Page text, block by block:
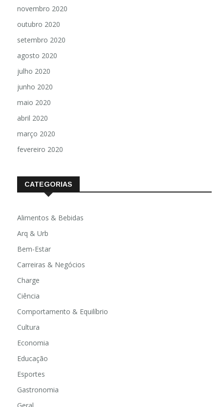
novembro 2020
outubro 2020
setembro 2020
agosto 2020
julho 2020
junho 2020
maio 2020
abril 2020
março 2020
fevereiro 2020
CATEGORIAS
Alimentos & Bebidas
Arq & Urb
Bem-Estar
Carreiras & Negócios
Charge
Ciência
Comportamento & Equilíbrio
Cultura
Economia
Educação
Esportes
Gastronomia
Geral